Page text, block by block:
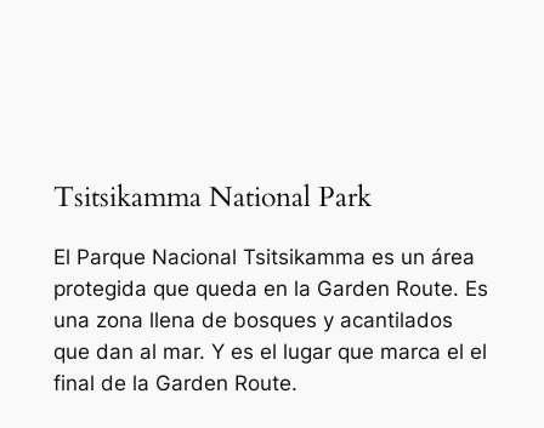
Tsitsikamma National Park
El Parque Nacional Tsitsikamma es un área
protegida que queda en la Garden Route. Es
una zona llena de bosques y acantilados
que dan al mar. Y es el lugar que marca el el
final de la Garden Route.